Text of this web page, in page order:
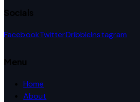
Socials
FacebookTwitterDribbleInstagram
Menu
Home
About